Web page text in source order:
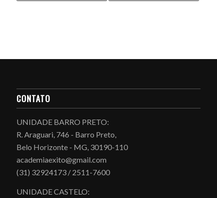
CONTATO
UNIDADE BARRO PRETO:
R. Araguari, 746 - Barro Preto,
Belo Horizonte - MG, 30190-110
academiaexito@gmail.com
(31) 32924173 / 2511-7600
UNIDADE CASTELO: